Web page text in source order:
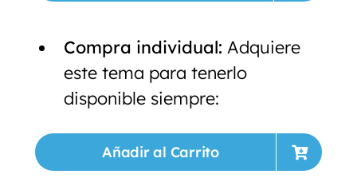
Compra individual: Adquiere
este tema para tenerlo
disponible siempre:
Añadir al Carrito